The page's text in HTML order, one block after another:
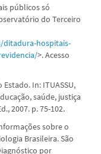
públicos só
do Terceiro
hospitais-
>. Acesso
In: ITUASSU,
saúde, justiça
2007. p. 75-102.
sobre o
Brasileira. São
por